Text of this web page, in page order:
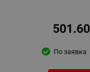
501.60
По заявка